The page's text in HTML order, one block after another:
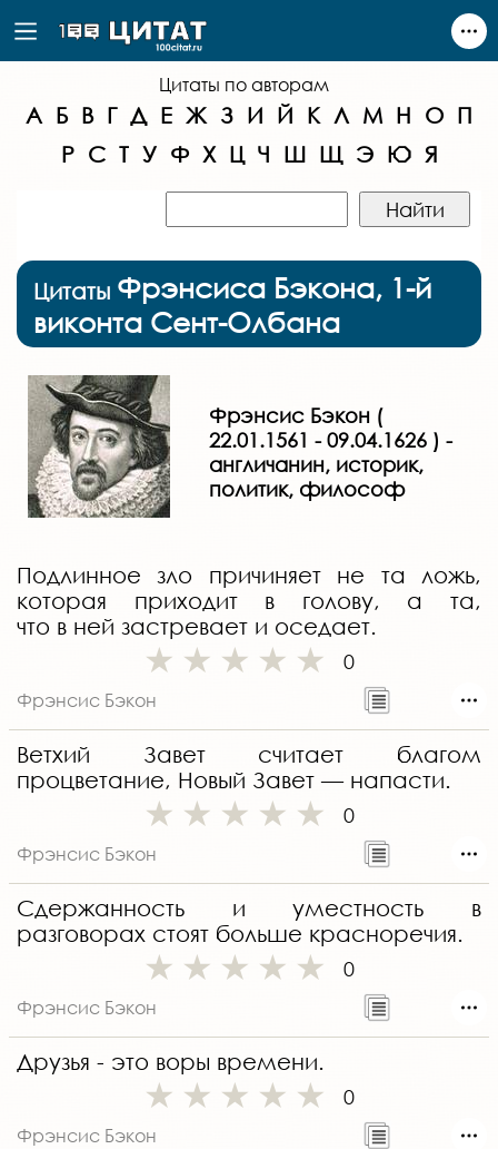
Цитаты по авторам
А Б В Г Д Е Ж З И Й К Л М Н О П
Р С Т У Ф Х Ц Ч Ш Щ Э Ю Я
Цитаты Фрэнсиса Бэкона, 1-й
виконта Сент-Олбана
Фрэнсис Бэкон (
22.01.1561 - 09.04.1626 ) -
англичанин, историк,
политик, философ
Подлинное зло причиняет не та ложь,
которая приходит в голову, а та,
что в ней застревает и оседает.
0
Фрэнсис Бэкон
Ветхий Завет считает благом
процветание, Новый Завет — напасти.
0
Фрэнсис Бэкон
Сдержанность и уместность в
разговорах стоят больше красноречия.
0
Фрэнсис Бэкон
Друзья - это воры времени.
0
Фрэнсис Бэкон